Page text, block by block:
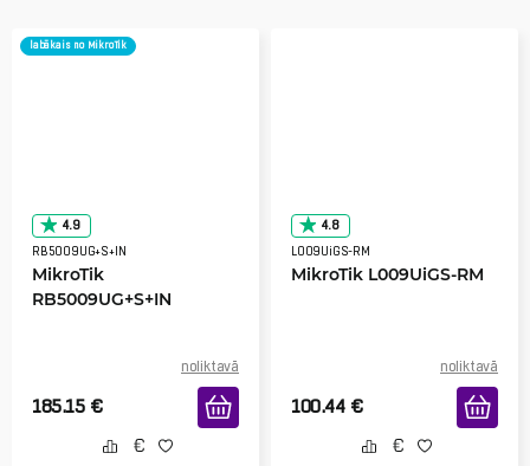
labākais no MikroTik
4.9
RB5009UG+S+IN
MikroTik
RB5009UG+S+IN
noliktavā
185.15 €
4.8
L009UiGS-RM
MikroTik L009UiGS-RM
noliktavā
100.44 €